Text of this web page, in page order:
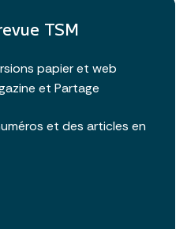
TSM
papier et web
et Partage
et des articles en